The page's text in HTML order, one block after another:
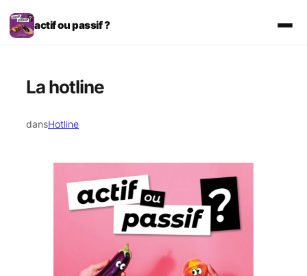
Aller
au
contenu
actif ou passif ?
La hotline
dansHotline